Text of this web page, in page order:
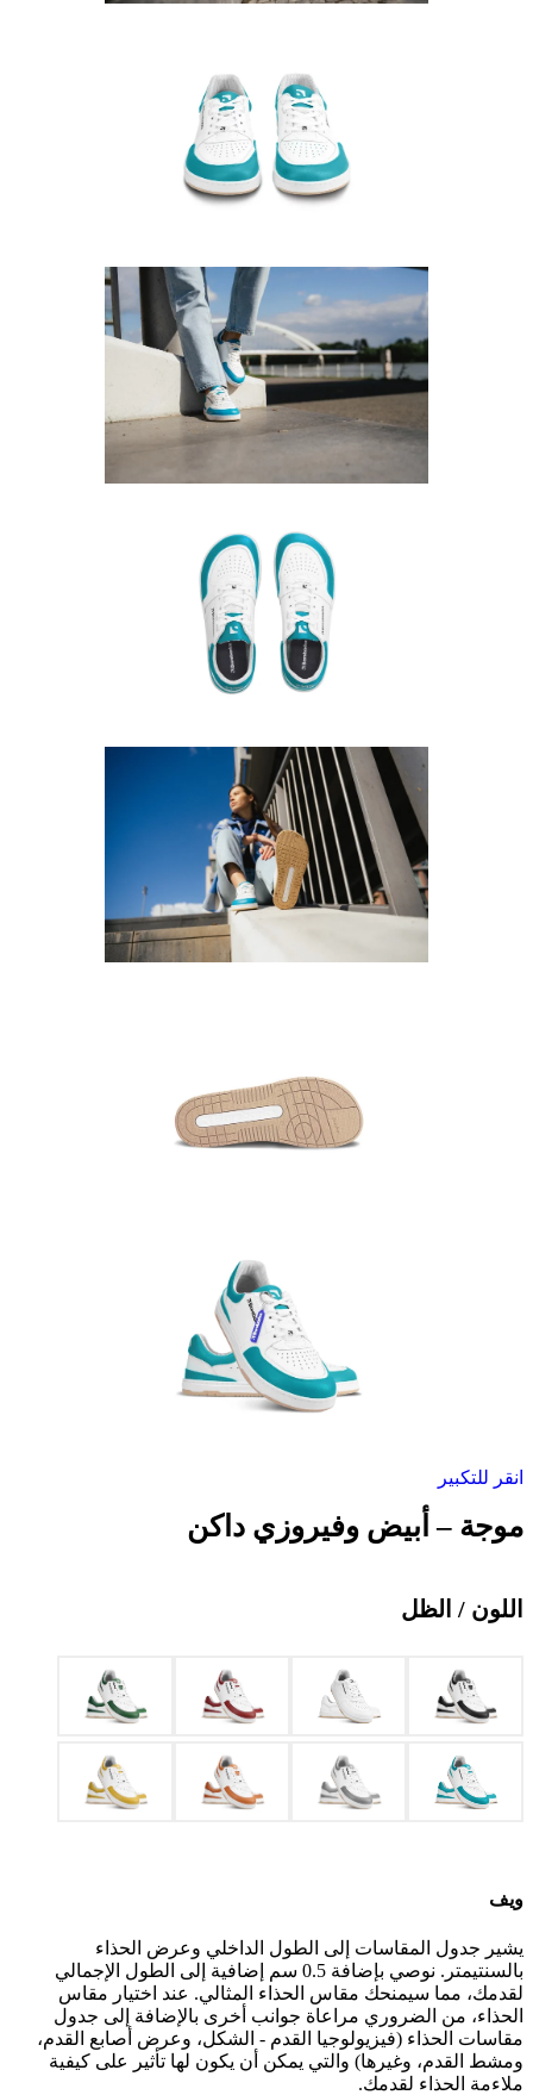
انقر للتكبير
موجة – أبيض وفيروزي داكن
اللون / الظل
ويف
يشير جدول المقاسات إلى الطول الداخلي وعرض الحذاء
بالسنتيمتر. نوصي بإضافة 0.5 سم إضافية إلى الطول الإجمالي
لقدمك، مما سيمنحك مقاس الحذاء المثالي. عند اختيار مقاس
الحذاء، من الضروري مراعاة جوانب أخرى بالإضافة إلى جدول
مقاسات الحذاء (فيزيولوجيا القدم - الشكل، وعرض أصابع القدم،
ومشط القدم، وغيرها) والتي يمكن أن يكون لها تأثير على كيفية
ملاءمة الحذاء لقدمك.